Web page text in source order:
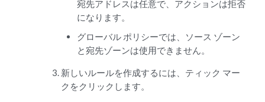
宛先アドレスは任意で、アクションは拒否
になります。
グローバル ポリシーでは、ソース ゾーン
と宛先ゾーンは使用できません。
新しいルールを作成するには、ティック マー
クをクリックします。